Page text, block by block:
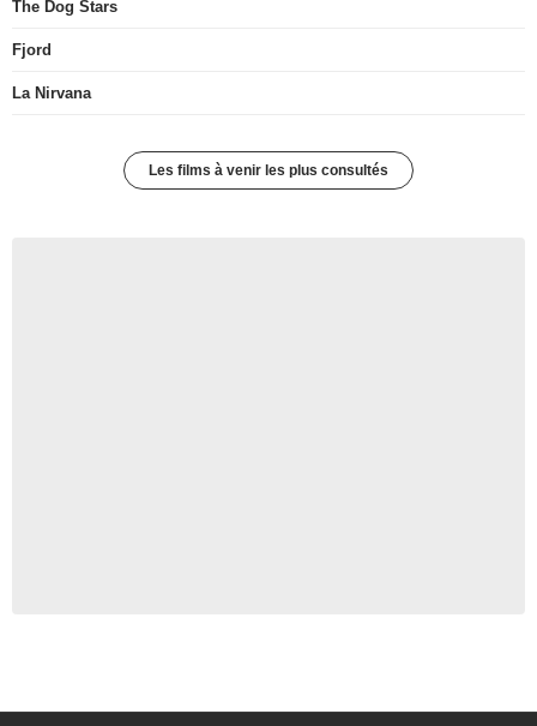
The Dog Stars
Fjord
La Nirvana
Les films à venir les plus consultés